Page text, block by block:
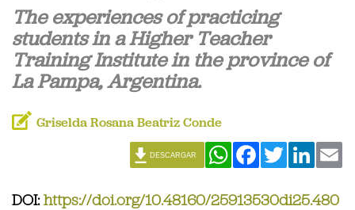
The experiences of practicing
students in a Higher Teacher
Training Institute in the province of
La Pampa, Argentina.
Griselda Rosana Beatriz Conde
WhatsAppFacebookTwitter
DESCARGAR
DOI: https://doi.org/10.48160/25913530di25.480